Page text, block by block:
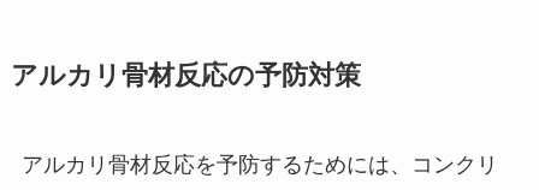
アルカリ骨材反応の予防対策
アルカリ骨材反応を予防するためには、コンクリ